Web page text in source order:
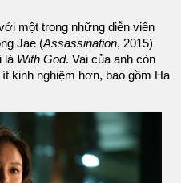
một trong những diễn viên
Jae (Assassination, 2015)
là With God. Vai của anh còn
kinh nghiệm hơn, bao gồm Ha